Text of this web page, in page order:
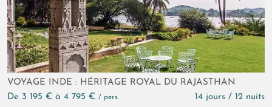
VOYAGE INDE : HÉRITAGE ROYAL DU RAJASTHAN
de 3 195 € à 4 795 € / pers.
14 jours / 12 nuits